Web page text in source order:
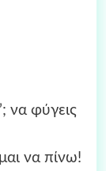
να φύγεις
να πίνω!